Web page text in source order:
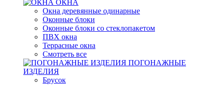
ОКНА
Окна деревянные одинарные
Оконные блоки
Оконные блоки со стеклопакетом
ПВХ окна
Террасные окна
Смотреть все
ПОГОНАЖНЫЕ
ИЗДЕЛИЯ
Брусок